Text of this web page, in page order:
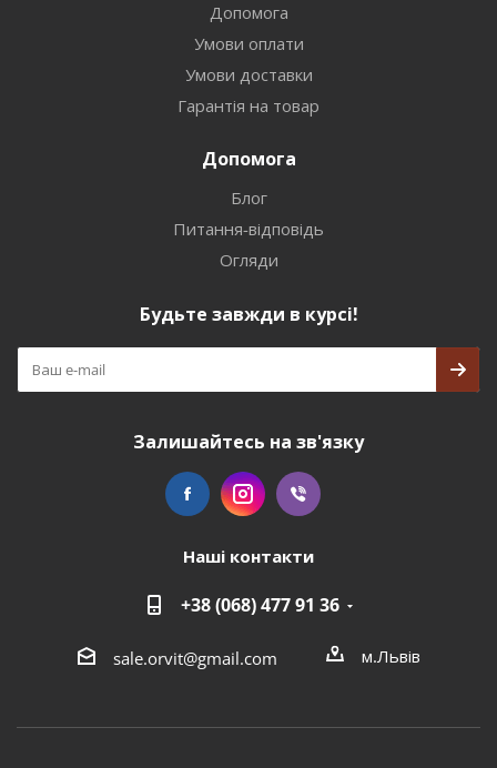
Допомога
Умови оплати
Умови доставки
Гарантія на товар
Допомога
Блог
Питання-відповідь
Огляди
Будьте завжди в курсі!
Залишайтесь на зв'язку
Наші контакти
+38 (068) 477 91 36
sale.orvit@gmail.com м.Львів